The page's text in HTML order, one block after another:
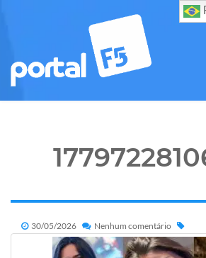
30/05/2026 Nenhum comentário